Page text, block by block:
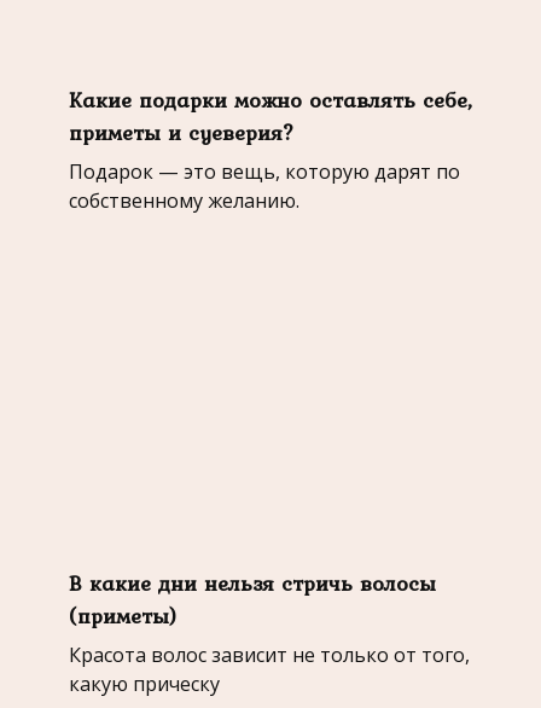
Какие подарки можно оставлять себе,
приметы и суеверия?
Подарок — это вещь, которую дарят по
собственному желанию.
В какие дни нельзя стричь волосы
(приметы)
Красота волос зависит не только от того,
какую прическу